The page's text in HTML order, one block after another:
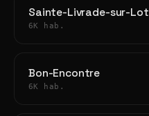
Sainte-Livrade-sur-Lot
6K hab.
Bon-Encontre
6K hab.